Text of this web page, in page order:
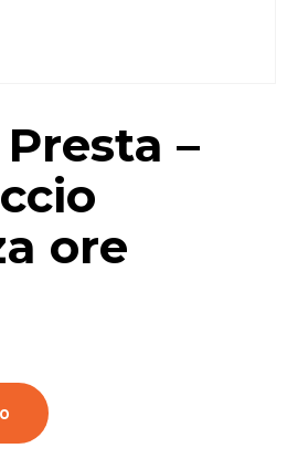
–
ore